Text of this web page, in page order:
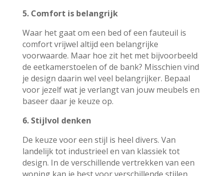
5. Comfort is belangrijk
Waar het gaat om een bed of een fauteuil is
comfort vrijwel altijd een belangrijke
voorwaarde. Maar hoe zit het met bijvoorbeeld
de eetkamerstoelen of de bank? Misschien vind
je design daarin wel veel belangrijker. Bepaal
voor jezelf wat je verlangt van jouw meubels en
baseer daar je keuze op.
6. Stijlvol denken
De keuze voor een stijl is heel divers. Van
landelijk tot industrieel en van klassiek tot
design. In de verschillende vertrekken van een